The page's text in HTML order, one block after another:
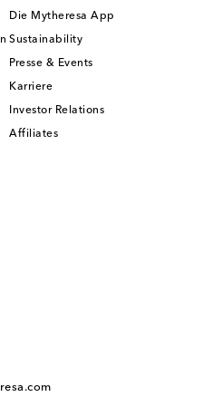
Die Mytheresa App
Sustainability
Presse & Events
Karriere
Investor Relations
Affiliates